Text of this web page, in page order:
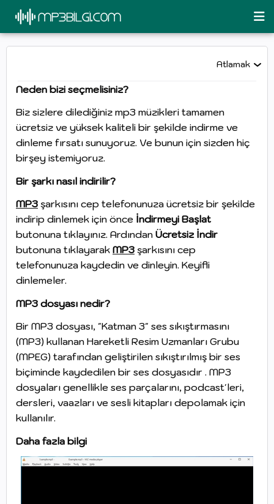
MP3BILGI
Aç
Atlamak
Neden bizi seçmelisiniz?
Biz sizlere dilediğiniz mp3 müzikleri tamamen
ücretsiz ve yüksek kaliteli bir şekilde indirme ve
dinleme fırsatı sunuyoruz. Ve bunun için sizden hiç
birşey istemiyoruz.
Bir şarkı nasıl indirilir?
MP3 şarkısını cep telefonunuza ücretsiz bir şekilde
indirip dinlemek için önce İndirmeyi Başlat
butonuna tıklayınız. Ardından Ücretsiz İndir
butonuna tıklayarak MP3 şarkısını cep
telefonunuza kaydedin ve dinleyin. Keyifli
dinlemeler.
MP3 dosyası nedir?
Bir MP3 dosyası, "Katman 3" ses sıkıştırmasını
(MP3) kullanan Hareketli Resim Uzmanları Grubu
(MPEG) tarafından geliştirilen sıkıştırılmış bir ses
biçiminde kaydedilen bir ses dosyasıdır . MP3
dosyaları genellikle ses parçalarını, podcast'leri,
dersleri, vaazları ve sesli kitapları depolamak için
kullanılır.
Daha fazla bilgi